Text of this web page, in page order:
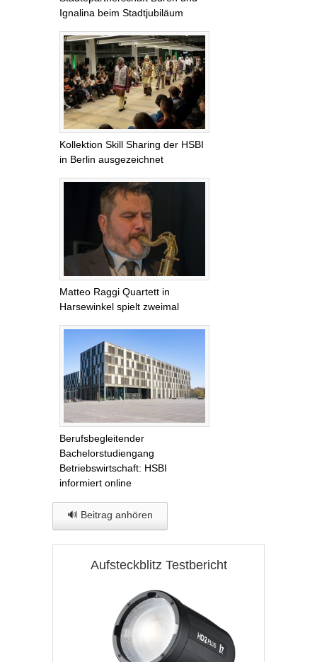
Ignalina beim Stadtjubiläum
Kollektion Skill Sharing der HSBI
in Berlin ausgezeichnet
Matteo Raggi Quartett in
Harsewinkel spielt zweimal
Berufsbegleitender
Bachelorstudiengang
Betriebswirtschaft: HSBI
informiert online
🔊 Beitrag anhören
Aufsteckblitz Testbericht